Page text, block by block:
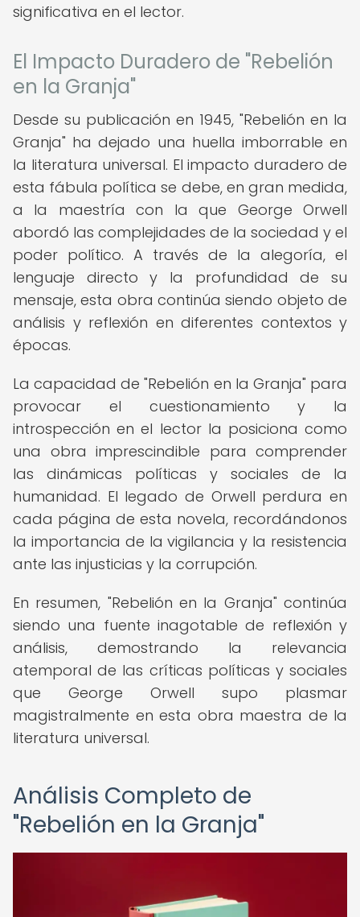
significativa en el lector.
El Impacto Duradero de "Rebelión
en la Granja"
Desde su publicación en 1945, "Rebelión en la
Granja" ha dejado una huella imborrable en
la literatura universal. El impacto duradero de
esta fábula política se debe, en gran medida,
a la maestría con la que George Orwell
abordó las complejidades de la sociedad y el
poder político. A través de la alegoría, el
lenguaje directo y la profundidad de su
mensaje, esta obra continúa siendo objeto de
análisis y reflexión en diferentes contextos y
épocas.
La capacidad de "Rebelión en la Granja" para
provocar el cuestionamiento y la
introspección en el lector la posiciona como
una obra imprescindible para comprender
las dinámicas políticas y sociales de la
humanidad. El legado de Orwell perdura en
cada página de esta novela, recordándonos
la importancia de la vigilancia y la resistencia
ante las injusticias y la corrupción.
En resumen, "Rebelión en la Granja" continúa
siendo una fuente inagotable de reflexión y
análisis, demostrando la relevancia
atemporal de las críticas políticas y sociales
que George Orwell supo plasmar
magistralmente en esta obra maestra de la
literatura universal.
Análisis Completo de
"Rebelión en la Granja"